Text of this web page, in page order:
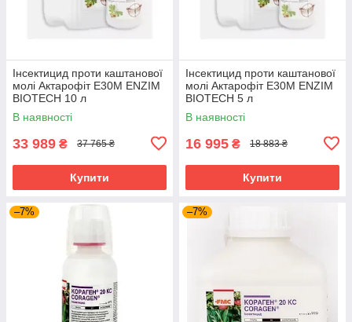
Інсектицид проти каштанової
молі Актарофіт Е30М ENZIM
BIOTECH 10 л
В наявності
33 989 ₴ 37 765 ₴
Купити
Інсектицид проти каштанової
молі Актарофіт Е30М ENZIM
BIOTECH 5 л
В наявності
16 995 ₴ 18 883 ₴
Купити
–7% –7%